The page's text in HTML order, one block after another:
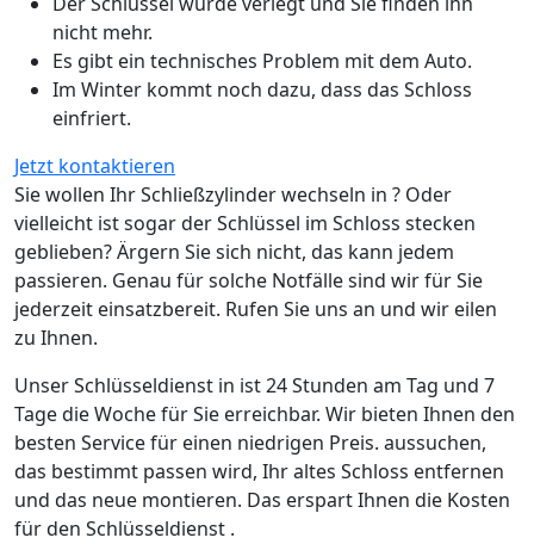
nicht mehr.
Es gibt ein technisches Problem mit dem Auto.
Im Winter kommt noch dazu, dass das Schloss
einfriert.
Jetzt kontaktieren
Sie wollen Ihr Schließzylinder wechseln in ? Oder
vielleicht ist sogar der Schlüssel im Schloss stecken
geblieben? Ärgern Sie sich nicht, das kann jedem
passieren. Genau für solche Notfälle sind wir für Sie
jederzeit einsatzbereit. Rufen Sie uns an und wir eilen
zu Ihnen.
Unser Schlüsseldienst in ist 24 Stunden am Tag und 7
Tage die Woche für Sie erreichbar. Wir bieten Ihnen den
besten Service für einen niedrigen Preis. aussuchen,
das bestimmt passen wird, Ihr altes Schloss entfernen
und das neue montieren. Das erspart Ihnen die Kosten
für den Schlüsseldienst .